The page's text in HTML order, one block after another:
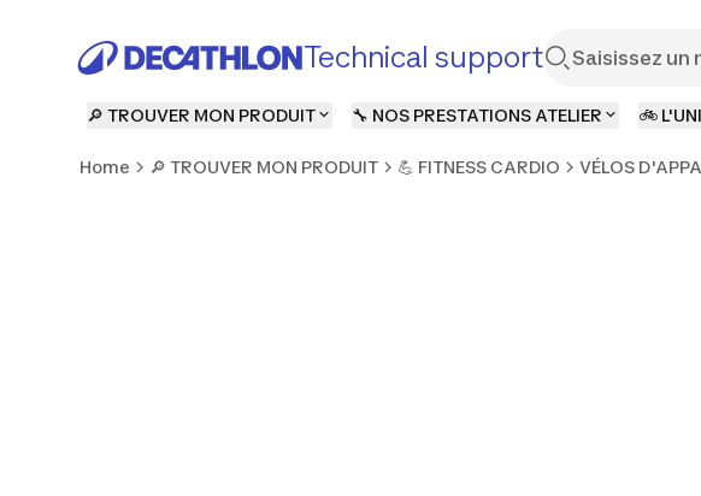
Technical support
🔎 TROUVER MON PRODUIT 🔧 NOS PRESTATIONS ATELIER 🚲
Home 🔎 TROUVER MON PRODUIT 💪 FITNESS CARDIO VÉLOS